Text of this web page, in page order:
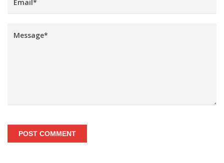
POST COMMENT